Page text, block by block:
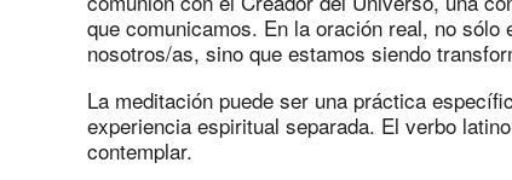
que comunicamos. En la oración real, no
nosotros/as, sino que estamos siendo
La meditación puede ser una práctica
experiencia espiritual separada. El verbo
contemplar.